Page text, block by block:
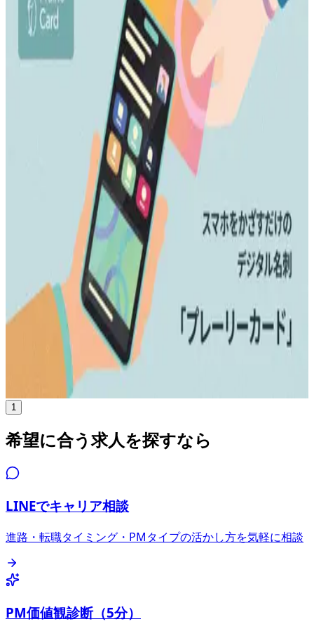
プレーリーカード
プレーリーカードは、個人のプロフィールや実績、SNSリン
ク、活動内容などを一元的にまとめて共有できるデジタル名
刺サービスです。紙の名刺では伝えきれない情報を、スマー
トかつ印象的に伝えることができ、初対面の相手との関係構
築をスムーズにします。URLひとつで誰とでも簡単に共有で
き、常に最新の情報にアップデートできるため、出会いの瞬
間の価値を最大化。ビジネスシーンやイベント、SNSでの自
己紹介など幅広い場面で活用でき、個人の魅力を最大限に引
き出します。プレーリーカードは、出会いを単なる接点にと
どめず、信頼や共感に変えていくための新しい名刺体験を提
1→10（プロダクト成長）
募集中の求人情報
エンジニア
渋谷区
ミドル シニア組織立ち上げ（2〜5人）
1
希望に合う求人を探すなら
LINEでキャリア相談
進路・転職タイミング・PMタイプの活かし方を気軽に相談
PM価値観診断（5分）